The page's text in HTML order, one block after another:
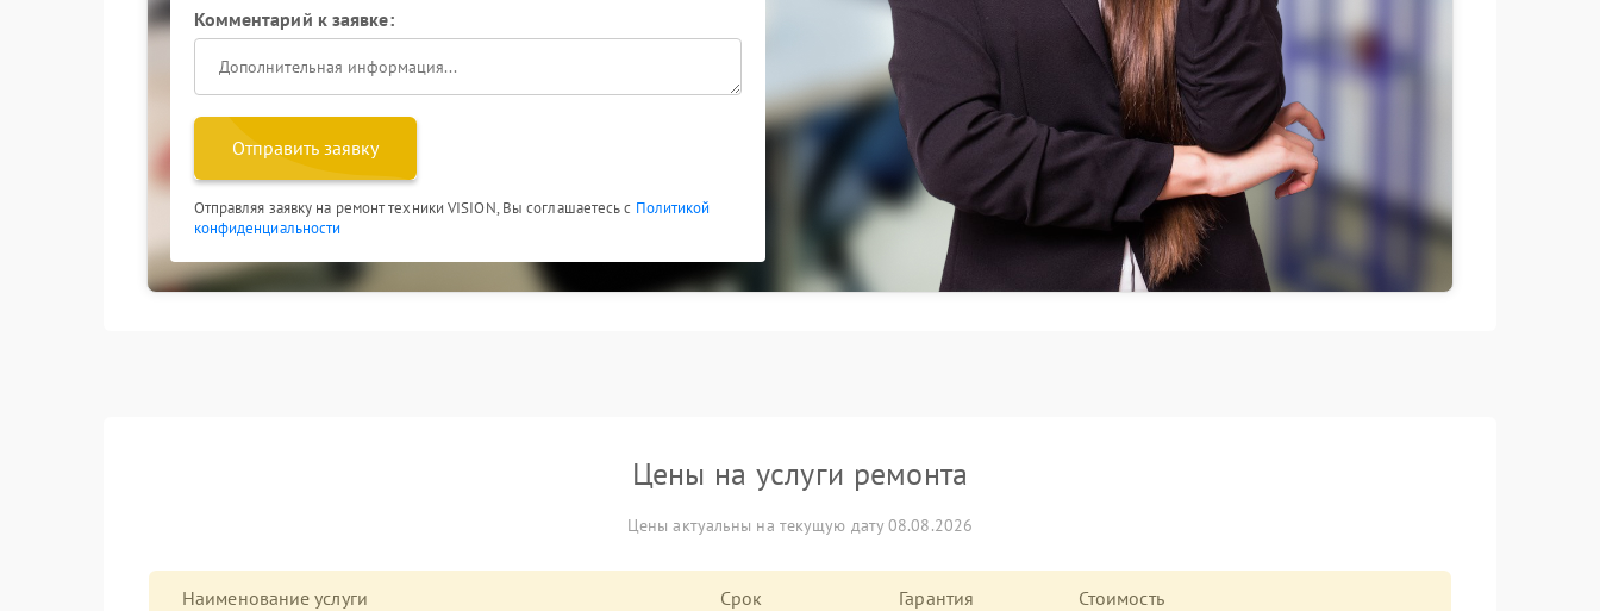
Комментарий к заявке:
Отправить заявку
Отправляя заявку на ремонт техники VISION, Вы соглашаетесь с Политикой
конфиденциальности
Цены на услуги ремонта
Цены актуальны на текущую дату 08.08.2026
Наименование услуги Срок Гарантия Стоимость